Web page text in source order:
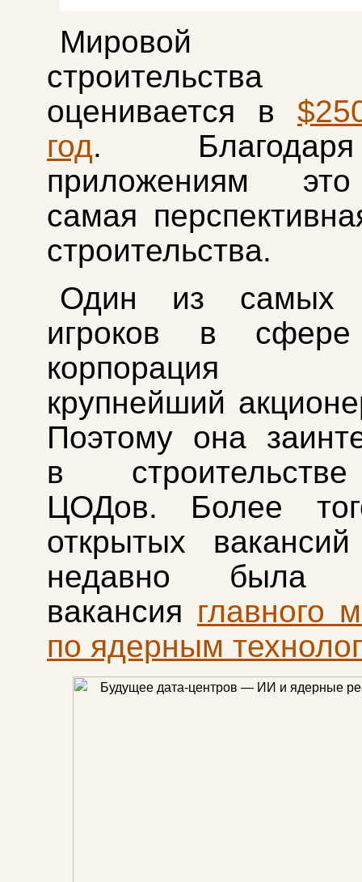
Мировой
оценивается в
год.
приложениям
самая
строительства.
Один из самых
игроков в
корпорация
крупнейший
Поэтому она
в
ЦОДов. Более
открытых
недавно была
вакансия главного
по ядерным